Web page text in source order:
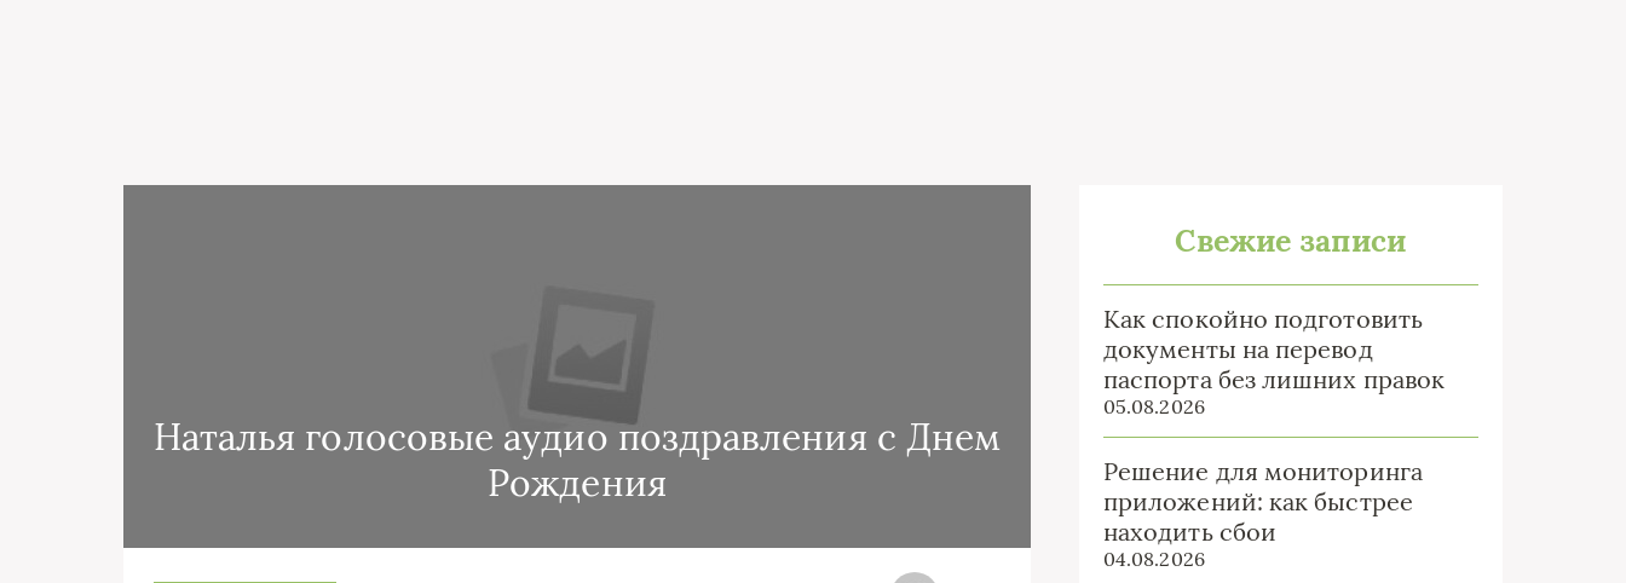
Наталья голосовые аудио поздравления с Днем
Рождения
Свежие записи
Как спокойно подготовить
документы на перевод
паспорта без лишних правок
05.08.2026
Решение для мониторинга
приложений: как быстрее
находить сбои
04.08.2026